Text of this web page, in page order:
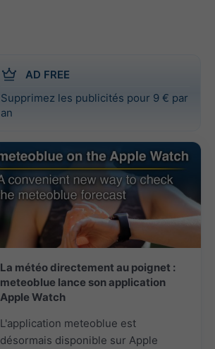
AD FREE
Supprimez les publicités pour 9 € par
an
La météo directement au poignet :
meteoblue lance son application
Apple Watch
L'application meteoblue est
désormais disponible sur Apple